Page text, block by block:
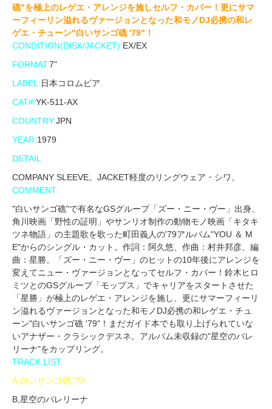
礁"を極上のレゲエ・アレンジを施しセルフ・カバー！更にサマ
ーフィーリン溢れるヴァージョンとなった和モノDJ必携の和レ
ゲエ・チューン"白いサンゴ礁 '79"！
CONDITION(DISK/JACKET):EX/EX
FORMAT:7"
LABEL:日本コロムビア
CAT#:YK-511-AX
COUNTRY:JPN
YEAR:1979
DETAIL
COMPANY SLEEVE。JACKET軽度のリングウェア・シワ。
COMMENT
"白いサンゴ礁"で有名なGSグループ「ズー・ニー・ヴー」出身、
角川映画「野性の証明」やサンリオ制作の動物モノ映画「キタキ
ツネ物語」の主題歌を歌った町田義人の'79アルバム"YOU ＆ M
E"からのシングル・カット。作詞：阿久悠、作曲：村井邦彦、編
曲：星勝。「ズー・ニー・ヴー」のヒットの10年後にアレンジを
変えてニュー・ヴァージョンとなってセルフ・カバー！鈴木ヒロ
ミツとのGSグループ「モップス」でキャリアをスタートさせた
「星勝」が極上のレゲエ・アレンジを施し、更にサマーフィーリ
ン溢れるヴァージョンとなった和モノDJ必携の和レゲエ・チュ
ーン"白いサンゴ礁 '79"！まだガイド本でも取り上げられていな
いアナザー・クラシックデスネ。アルバム未収録の"星空のバレ
リーナ"をカップリング。
TRACK LIST
A,白いサンゴ礁 '79
B,星空のバレリーナ